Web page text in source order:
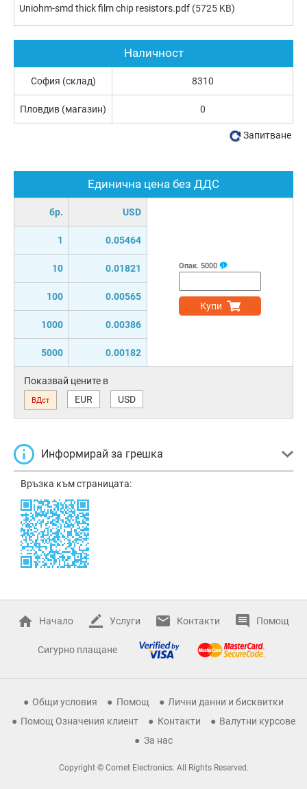
Uniohm-smd thick film chip resistors.pdf (5725 KB)
Единична цена без ДДС
бр. USD
1 0.05464
10 0.01821
100 0.00565
1000 0.00386
5000 0.00182
Опак. 5000
Купи
Показвай цените в
ВДст EUR USD
Информирай за грешка
Връзка към страницата:
Наличност
София (склад) 8310
Пловдив (магазин) 0
Запитване
Начало Услуги Контакти Помощ
Сигурно плащане
Общи условия Помощ
Лични данни и бисквитки
Помощ Означения клиент
Контакти
Валутни курсове
За нас
Copyright © Comet Electronics. All Rights Reserved.